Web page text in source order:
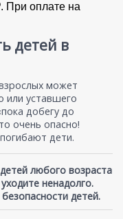
При оплате на
детей в
может
или уставшего
добегу до
очень опасно!
дети.
любого возраста
ненадолго.
детей.